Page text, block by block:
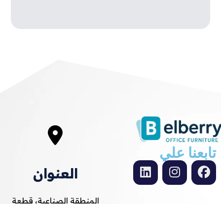
تابعنا علي
العنوان
المنطقة الصناعية، قطعة